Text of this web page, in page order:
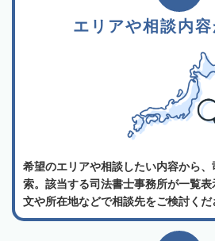
エリアや相談内
希望のエリアや相談したい内容から
索。該当する司法書士事務所が一覧
文や所在地などで相談先をご検討くだ